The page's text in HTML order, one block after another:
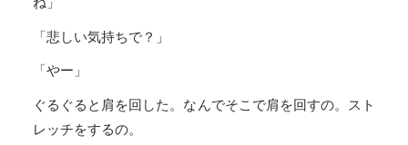
「悲しい気持ちで？」
「やー」
ぐるぐると肩を回した。なんでそこで肩を回すの。スト
レッチをするの。